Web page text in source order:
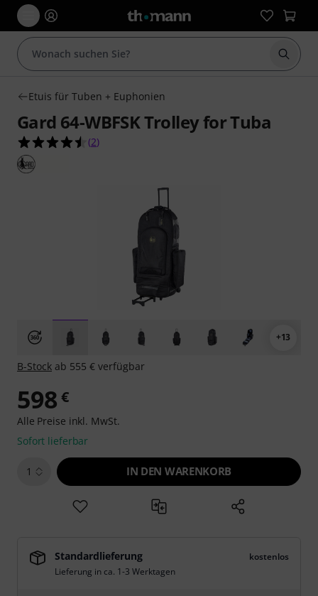
Suche
Etuis für Tuben + Euphonien
Gard 64-WBFSK Trolley for Tuba
4.5 von 5 Sternen aus 2 Kundenbewertungen
(2)
+13
B-Stock ab 555 € verfügbar
598 €
Alle Preise inkl. MwSt.
Sofort lieferbar
1 IN DEN WARENKORB
Standardlieferung
kostenlos
Lieferung in ca. 1-3 Werktagen